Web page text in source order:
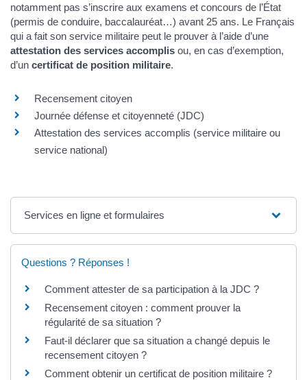
notamment pas s’inscrire aux examens et concours de l’État
(permis de conduire, baccalauréat…) avant 25 ans. Le Français
qui a fait son service militaire peut le prouver à l’aide d’une
attestation des services accomplis ou, en cas d’exemption,
d’un certificat de position militaire.
Recensement citoyen
Journée défense et citoyenneté (JDC)
Attestation des services accomplis (service militaire ou
service national)
Services en ligne et formulaires
Questions ? Réponses !
Comment attester de sa participation à la JDC ?
Recensement citoyen : comment prouver la
régularité de sa situation ?
Faut-il déclarer que sa situation a changé depuis le
recensement citoyen ?
Comment obtenir un certificat de position militaire ?